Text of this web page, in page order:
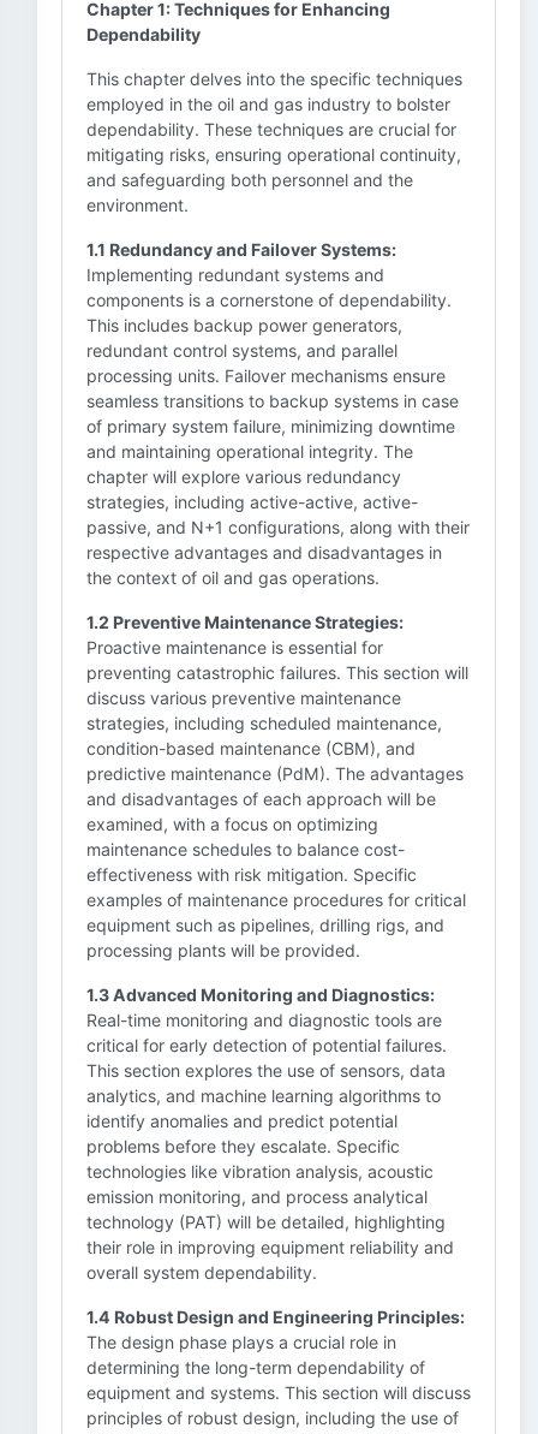
Chapter 1: Techniques for Enhancing
Dependability
This chapter delves into the specific techniques
employed in the oil and gas industry to bolster
dependability. These techniques are crucial for
mitigating risks, ensuring operational continuity,
and safeguarding both personnel and the
environment.
1.1 Redundancy and Failover Systems:
Implementing redundant systems and
components is a cornerstone of dependability.
This includes backup power generators,
redundant control systems, and parallel
processing units. Failover mechanisms ensure
seamless transitions to backup systems in case
of primary system failure, minimizing downtime
and maintaining operational integrity. The
chapter will explore various redundancy
strategies, including active-active, active-
passive, and N+1 configurations, along with their
respective advantages and disadvantages in
the context of oil and gas operations.
1.2 Preventive Maintenance Strategies:
Proactive maintenance is essential for
preventing catastrophic failures. This section will
discuss various preventive maintenance
strategies, including scheduled maintenance,
condition-based maintenance (CBM), and
predictive maintenance (PdM). The advantages
and disadvantages of each approach will be
examined, with a focus on optimizing
maintenance schedules to balance cost-
effectiveness with risk mitigation. Specific
examples of maintenance procedures for critical
equipment such as pipelines, drilling rigs, and
processing plants will be provided.
1.3 Advanced Monitoring and Diagnostics:
Real-time monitoring and diagnostic tools are
critical for early detection of potential failures.
This section explores the use of sensors, data
analytics, and machine learning algorithms to
identify anomalies and predict potential
problems before they escalate. Specific
technologies like vibration analysis, acoustic
emission monitoring, and process analytical
technology (PAT) will be detailed, highlighting
their role in improving equipment reliability and
overall system dependability.
1.4 Robust Design and Engineering Principles:
The design phase plays a crucial role in
determining the long-term dependability of
equipment and systems. This section will discuss
principles of robust design, including the use of